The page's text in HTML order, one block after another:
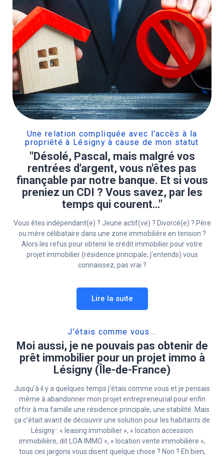
Une relation compliquée avec l'accès à la
propriété à Lésigny à cause de mon statut
"Désolé, Pascal, mais malgré vos
rentrées d'argent, vous n'êtes pas
finançable par notre banque. Et si vous
preniez un CDI ? Vous savez, par les
temps qui courent…"
Vous êtes indépendant(e) ? Jeune actif(ve) ? Divorcé(e) ? Père
ou mère célibataire dans une zone immobilière en tension ?
Alors les refus pour obtenir le crédit immobilier pour votre
projet immobilier (résidence principale, j’entends) vous
connaissez, pas vrai ?
Lire la suite
J'étais comme vous...
Moi aussi, je ne pouvais pas obtenir de
prêt immobilier pour un projet immo à
Lésigny (Île-de-France)
Jusqu’à il y a quelques temps j’étais comme vous et je pensais
même à abandonner mon projet entrepreneurial pour enfin
offrir à ma famille une résidence principale, une stabilité. Mais
ça c’était avant de découvrir une solution pour les habitants de
Lésigny : « leasing immobilier », « location accession
immobilière, dit LOA IMMO », « location vente immobilière »,
tous ces jargons vous disent quelque chose ? Non ? Eh bien,